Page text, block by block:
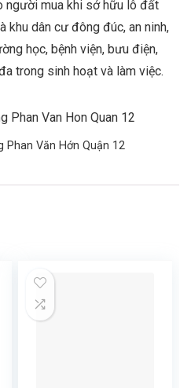
người mua khi sở hữu lô đất
khu dân cư đông đúc, an ninh,
học, bệnh viện, bưu điện,
trong sinh hoạt và làm việc.
Phan Văn Hớn Quận 12